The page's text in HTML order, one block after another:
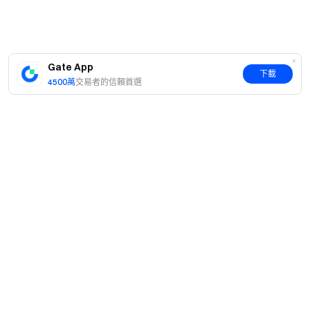
Gate App
4500萬交易者的信賴首選
下載